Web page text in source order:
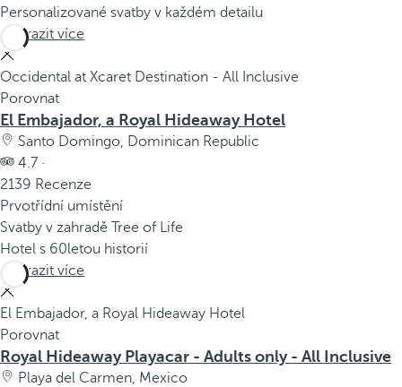
Personalizované svatby v každém detailu
Zobrazit více
Occidental at Xcaret Destination - All Inclusive
Porovnat
El Embajador, a Royal Hideaway Hotel
Santo Domingo, Dominican Republic
4.7 ·
2139 Recenze
Prvotřídní umístění
Svatby v zahradě Tree of Life
Hotel s 60letou historií
Zobrazit více
El Embajador, a Royal Hideaway Hotel
Porovnat
Royal Hideaway Playacar - Adults only - All Inclusive
Playa del Carmen, Mexico